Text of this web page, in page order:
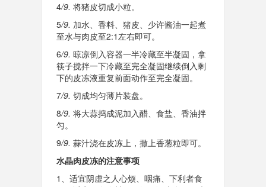
4/9. 将猪皮切成小粒。
5/9. 加水、香料、猪皮、少许酱油一起煮
至水与肉皮至2:1左右即可。
6/9. 晾凉倒入容器一半冷藏至半凝固，拿
筷子搅拌一下冷藏至完全凝固继续倒入剩
下的皮冻液重复前面动作至完全凝固。
7/9. 切成均匀薄片装盘。
8/9. 将大蒜捣成泥加入醋、食盐、香油拌
匀。
9/9. 蒜汁浇在皮冻上，撒上香葱粒即可。
水晶肉皮冻的注意事项
1、适宜阴虚之人心烦、咽痛、下利者食